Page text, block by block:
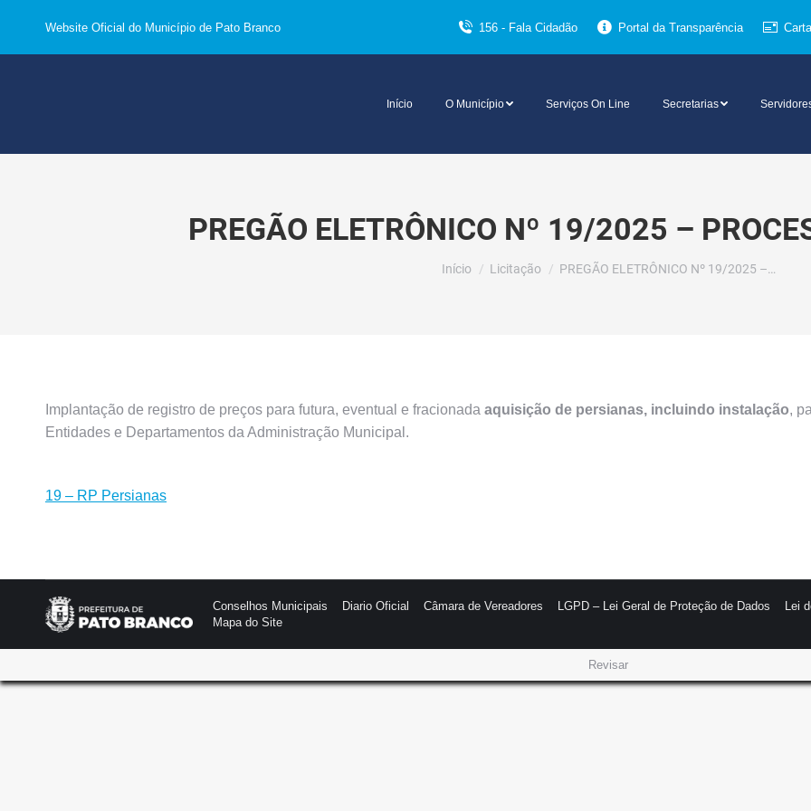
Website Oficial do Município de Pato Branco 156 - Fala Cidadão Portal da Transparência
Início O Município Serviços On Line Secretarias
PREGÃO ELETRÔNICO Nº 19/2025 –
Você está aqui:
Início Licitação PREGÃO ELETRÔNICO Nº 19/2025 –…
Implantação de registro de preços para futura, eventual e fracionada aquisição de persianas, incluindo instalação,
Entidades e Departamentos da Administração Municipal.
19 – RP Persianas
Conselhos Municipais Diario Oficial Câmara de Vereadores LGPD – Lei Geral de Proteção de Dados Lei
Mapa do Site
Revisar